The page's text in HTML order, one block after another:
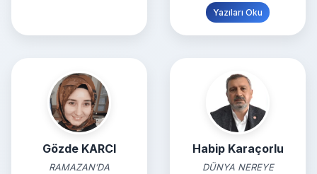
Yazıları Oku
Gözde KARCI
RAMAZAN’DA
Habip Karaçorlu
DÜNYA NEREYE